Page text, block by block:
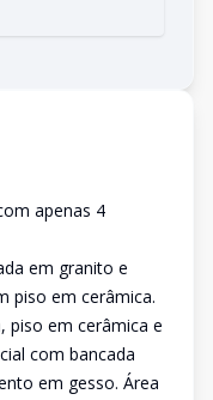
apenas 4
em granito e
piso em cerâmica.
piso em cerâmica e
com bancada
em gesso. Área